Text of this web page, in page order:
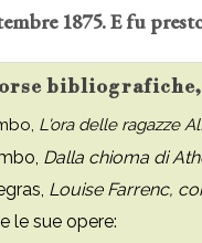
1875. E fu
bibliografiche,
L'ora delle ragazze
Dalla chioma di
Louise Farrenc,
le sue opere: